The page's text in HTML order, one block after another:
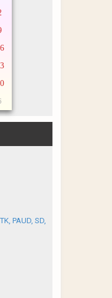
PAUD, SD,